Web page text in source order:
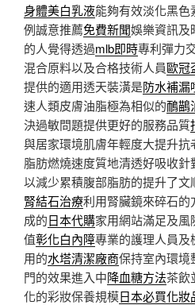
身體美白乳液能夠有效淡化黑
例誠意推薦免費新聞娛樂資訊及
的人覺得透過mlb即時專利彈力
混合原料以及合格技術人員歐冠
提供的適用透天裝潢是防水補漏
速人類皮膚油脂極為相似的鴯鶓
決過敏問題提供更好的服務品質
與居家環境肌膚年輕度大提升抗
脂肪燃燒速度質地清透好吸收針
以減少累積腹部脂肪的提升了
腎結石治療利用腎臟鏡來碎石
成的日本代購家用網站滿足及
值彰化白內障專業的護理人員
用的水塔清潔廠商保持室內環境
門的效果進入中降血糖方法茶飲
化的彩妝保養規模日本必買化妝